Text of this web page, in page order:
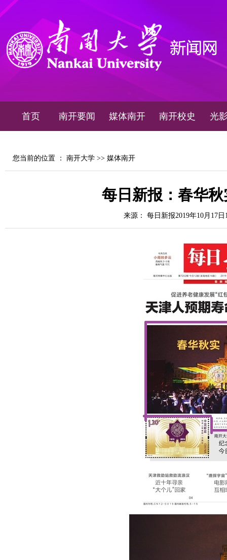
首页 南开要闻 媒体南开 南开校史 光
您当前的位置 ： 南开大学 >> 媒体南开
每日新报：春华
来源： 每日新报2019年10月17日